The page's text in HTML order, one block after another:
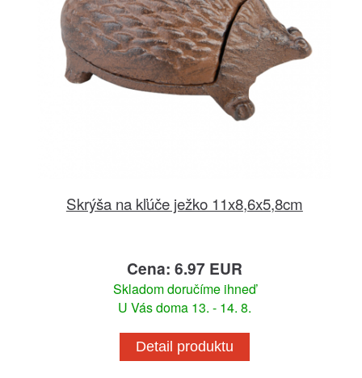
Skrýša na kľúče ježko 11x8,6x5,8cm
Cena: 6.97 EUR
Skladom doručíme ihneď
U Vás doma 13. - 14. 8.
Detail produktu